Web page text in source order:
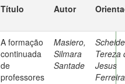
Título Autor
A formação
continuada
de
professores
Masiero,
Silmara
Santade
Tereza
Jesus
Ferreira